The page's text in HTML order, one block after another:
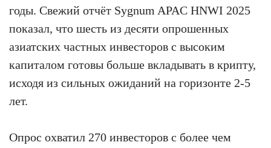
годы. Свежий отчёт Sygnum APAC HNWI 2025
показал, что шесть из десяти опрошенных
азиатских частных инвесторов с высоким
капиталом готовы больше вкладывать в крипту,
исходя из сильных ожиданий на горизонте 2-5
лет.
Опрос охватил 270 инвесторов с более чем